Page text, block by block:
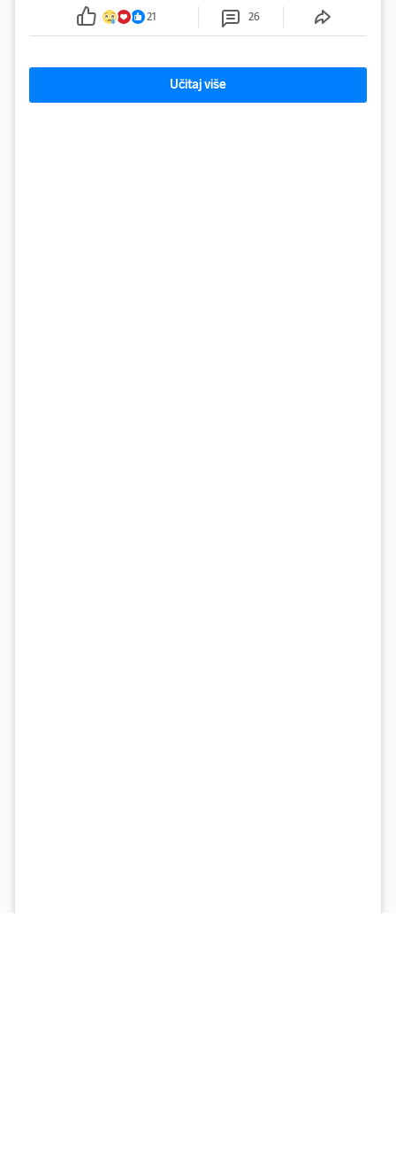
tamošnji liječnici ne vjeruju u oporavak: 'Imamo
21 26
Učitaj više